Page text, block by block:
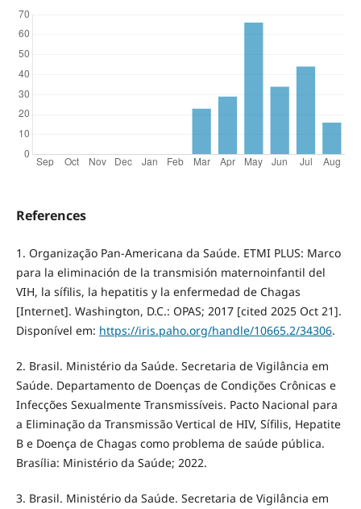
References
1. Organização Pan-Americana da Saúde. ETMI PLUS: Marco
para la eliminación de la transmisión maternoinfantil del
VIH, la sífilis, la hepatitis y la enfermedad de Chagas
[Internet]. Washington, D.C.: OPAS; 2017 [cited 2025 Oct 21].
Disponível em: https://iris.paho.org/handle/10665.2/34306.
2. Brasil. Ministério da Saúde. Secretaria de Vigilância em
Saúde. Departamento de Doenças de Condições Crônicas e
Infecções Sexualmente Transmissíveis. Pacto Nacional para
a Eliminação da Transmissão Vertical de HIV, Sífilis, Hepatite
B e Doença de Chagas como problema de saúde pública.
Brasília: Ministério da Saúde; 2022.
3. Brasil. Ministério da Saúde. Secretaria de Vigilância em